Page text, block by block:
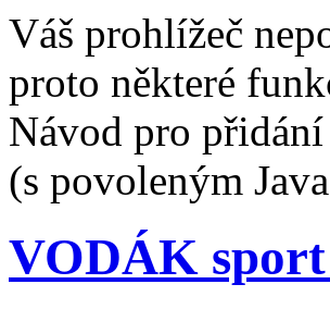
Váš prohlížeč
proto některé
Návod pro
(s povoleným
VODÁK sport